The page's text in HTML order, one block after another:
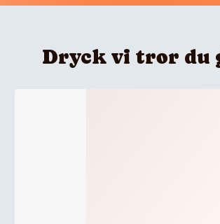
Dryck vi tror du